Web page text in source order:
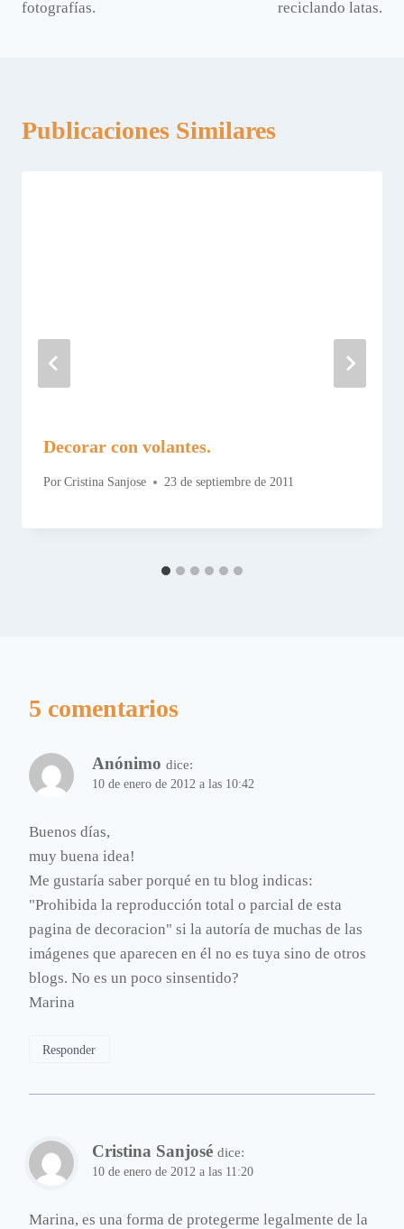
fotografías. reciclando latas.
Publicaciones Similares
Decorar con volantes.
Por Cristina Sanjose 23 de septiembre de 2011
5 comentarios
Anónimo dice:
10 de enero de 2012 a las 10:42
Buenos días,
muy buena idea!
Me gustaría saber porqué en tu blog indicas:
"Prohibida la reproducción total o parcial de esta
pagina de decoracion" si la autoría de muchas de las
imágenes que aparecen en él no es tuya sino de otros
blogs. No es un poco sinsentido?
Marina
Responder
Cristina Sanjosé dice:
10 de enero de 2012 a las 11:20
Marina, es una forma de protegerme legalmente de la